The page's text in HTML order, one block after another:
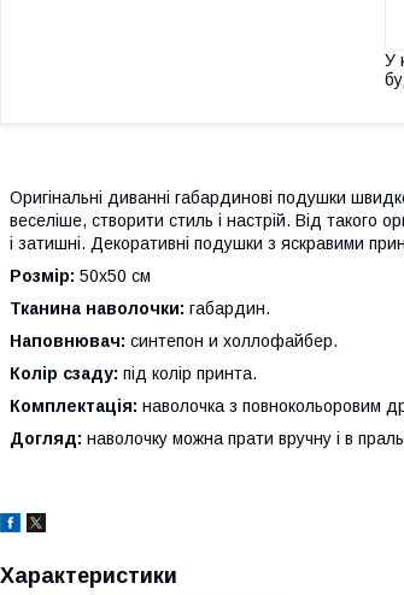
У
Оригінальні диванні габардинові подушки
веселіше, створити стиль і настрій. Від такого
і затишні. Декоративні подушки з яскравими
Розмір: 50x50 см
Тканина наволочки: габардин.
Наповнювач: синтепон и холлофайбер.
Колір сзаду: під колір принта.
Комплектація: наволочка з повнокольоровим
Догляд: наволочку можна прати вручну і в
Характеристики